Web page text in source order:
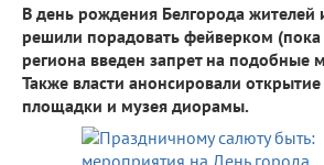
В день рождения Белгорода жителей
решили порадовать фейверком
региона введен запрет на подобные
Также власти анонсировали
площадки и музея диорамы.